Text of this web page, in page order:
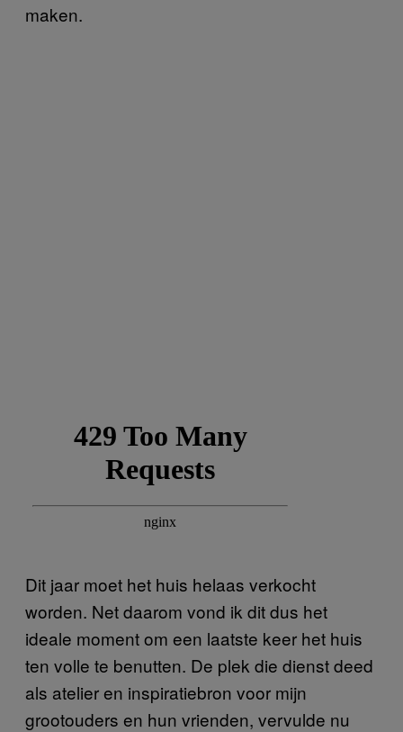
maken.
Dit jaar moet het huis helaas verkocht
worden. Net daarom vond ik dit dus het
ideale moment om een laatste keer het huis
ten volle te benutten. De plek die dienst deed
als atelier en inspiratiebron voor mijn
grootouders en hun vrienden, vervulde nu